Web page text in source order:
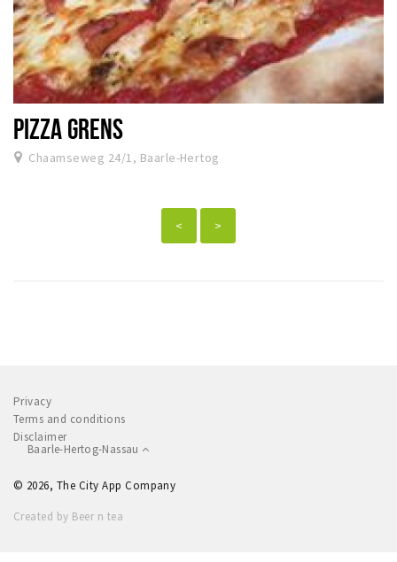
PIZZA GRENS
Chaamseweg 24/1, Baarle-Hertog
< >
Privacy
Terms and conditions
Disclaimer
Baarle-Hertog-Nassau
© 2026, The City App Company
Created by Beer n tea